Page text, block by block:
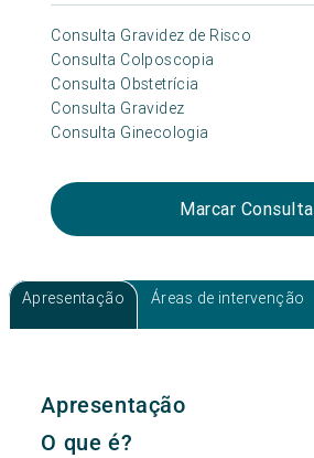
Consulta Gravidez de Risco
Consulta Colposcopia
Consulta Obstetrícia
Consulta Gravidez
Consulta Ginecologia
Marcar Consulta
Apresentação Áreas de intervenção
Apresentação
O que é?